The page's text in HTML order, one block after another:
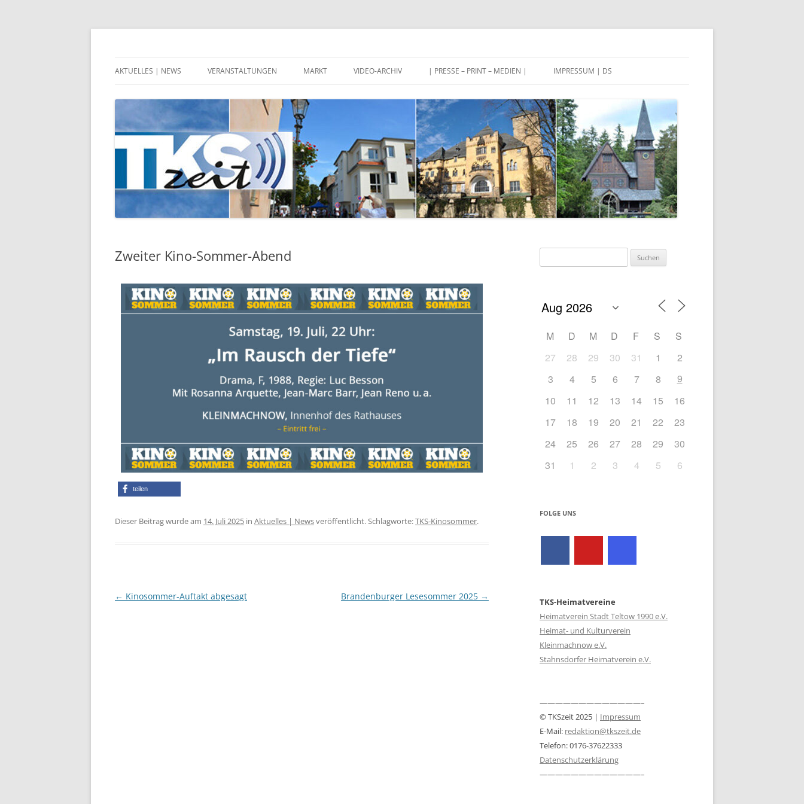
AKTUELLES | NEWS VERANSTALTUNGEN MARKT VIDEO-ARCHIV | PRESSE – PRINT – MEDIEN | IMPRESSUM | DS
Zweiter Kino-Sommer-Abend
teilen
Dieser Beitrag wurde am 14. Juli 2025 in Aktuelles | Newsveröffentlicht. Schlagworte:TKS-Kinosommer.
Beitragsnavigation
← Kinosommer-Auftakt abgesagt Brandenburger Lesesommer 2025 →
M D M D F S
S
27
28 29 30 31 1
2
3
4 5 6 7 8
9
10
11 12 13 14 15
16
17
18 19 20 21 22
23
24
25 26 27 28 29
30
31
1 2 3 4 5 6
FOLGE UNS
TKS-Heimatvereine
Heimatverein Stadt Teltow 1990 e.V.
Heimat- und Kulturverein
Kleinmachnow e.V.
Stahnsdorfer Heimatverein e.V.
—————————————–
© TKSzeit 2025 | Impressum
E-Mail: redaktion@tkszeit.de
Telefon: 0176-37622333
Datenschutzerklärung
—————————————–